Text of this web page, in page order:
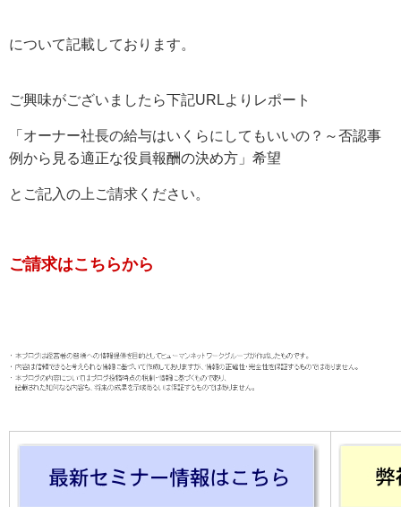
について記載しております。
ご興味がございましたら下記URLよりレポート
「オーナー社長の給与はいくらにしてもいいの？～否認事
例から見る適正な役員報酬の決め方」希望
とご記入の上ご請求ください。
ご請求はこちらから